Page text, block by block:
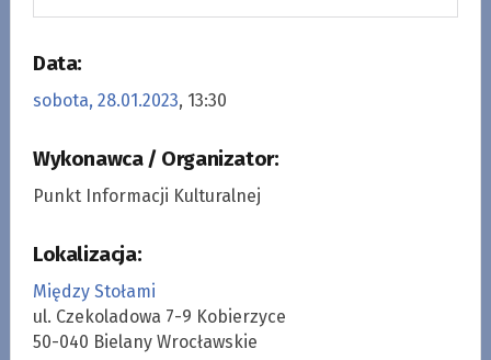
Data:
sobota, 28.01.2023, 13:30
Wykonawca / Organizator:
Punkt Informacji Kulturalnej
Lokalizacja:
Między Stołami
ul. Czekoladowa 7-9 Kobierzyce
50-040 Bielany Wrocławskie